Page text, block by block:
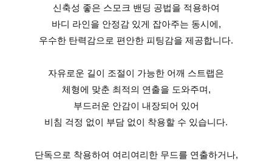
신축성 좋은 스모크 밴딩 공법을 적용하여
바디 라인을 안정감 있게 잡아주는 동시에,
우수한 탄력감으로 편안한 피팅감을 제공합니다.
자유로운 길이 조절이 가능한 어깨 스트랩은
체형에 맞춘 최적의 연출을 도와주며,
부드러운 안감이 내장되어 있어
비침 걱정 없이 부담 없이 착용할 수 있습니다.
단독으로 착용하여 여리여리한 무드를 연출하거나,